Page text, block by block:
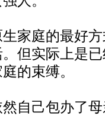
家庭的最好
但实际上是
的束缚。
自己包办了